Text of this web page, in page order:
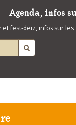
Agenda, infos
fest-deiz, infos sur